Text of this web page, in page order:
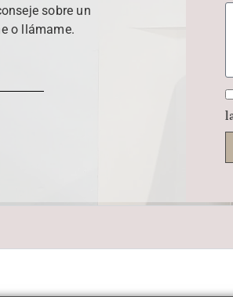
sobre un
o llámame.